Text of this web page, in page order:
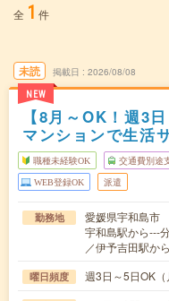
全 1 件
未読
NEW
掲載日 2026/08/08
【8月～OK！週3
マンションで生活
職種未経験OK 交通費別途
WEB登録OK 派遣
勤務地
愛媛県宇和島市
宇和島駅から---
／伊予吉田駅か
曜日頻度 週3日～5日OK